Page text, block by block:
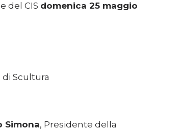
Support us
del CIS domenica 25 maggio
Scultura
Simona, Presidente della